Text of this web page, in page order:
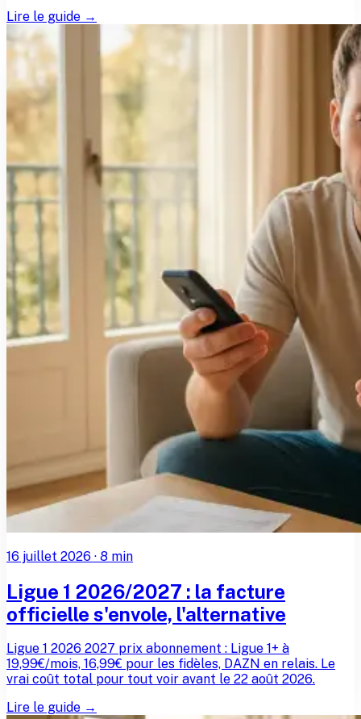
Lire le guide →
16 juillet 2026 · 8 min
Ligue 1 2026/2027 : la facture
officielle s'envole, l'alternative
Ligue 1 2026 2027 prix abonnement : Ligue 1+ à
19,99€/mois, 16,99€ pour les fidèles, DAZN en relais. Le
vrai coût total pour tout voir avant le 22 août 2026.
Lire le guide →